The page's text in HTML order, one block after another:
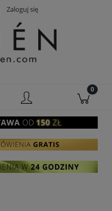
Zaloguj się